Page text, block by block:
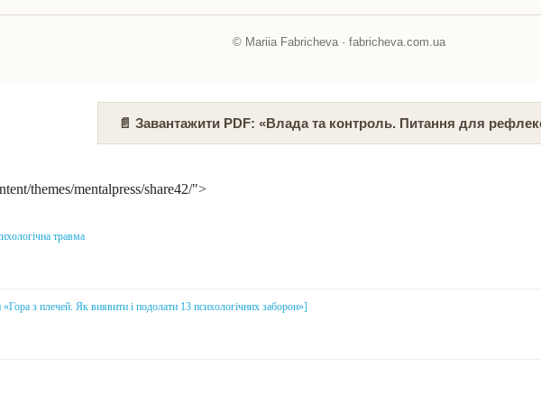
© Mariia Fabricheva · fabricheva.com.ua
📄 Завантажити PDF: «Влада та контроль. Питання для
themes/mentalpress/share42/">
травма
з плечей. Як виявити і подолати 13 психологічних заборон»]